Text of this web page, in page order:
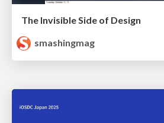
The Invisible Side of Design
smashingmag